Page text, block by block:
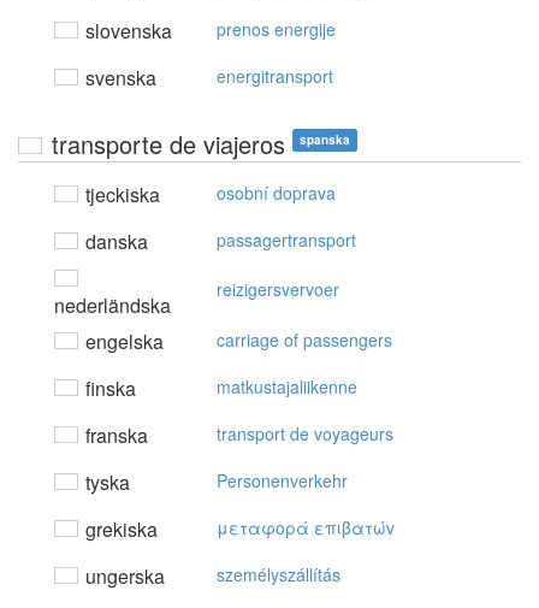
slovenska prenos energije
svenska energitransport
transporte de viajeros spanska
tjeckiska osobní doprava
danska passagertransport
nederländska
reizigersvervoer
engelska carriage of passengers
finska matkustajaliikenne
franska transport de voyageurs
tyska Personenverkehr
grekiska μεταφoρά επιβατώv
ungerska személyszállítás